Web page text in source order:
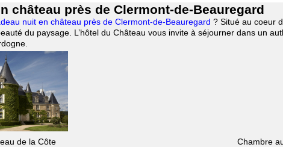
château près de Clermont-de-Beauregard
nuit en château près de Clermont-de-Beauregard ? Situé au coeur
du paysage. L’hôtel du Château vous invite à séjourner dans un
de la Côte Chambre